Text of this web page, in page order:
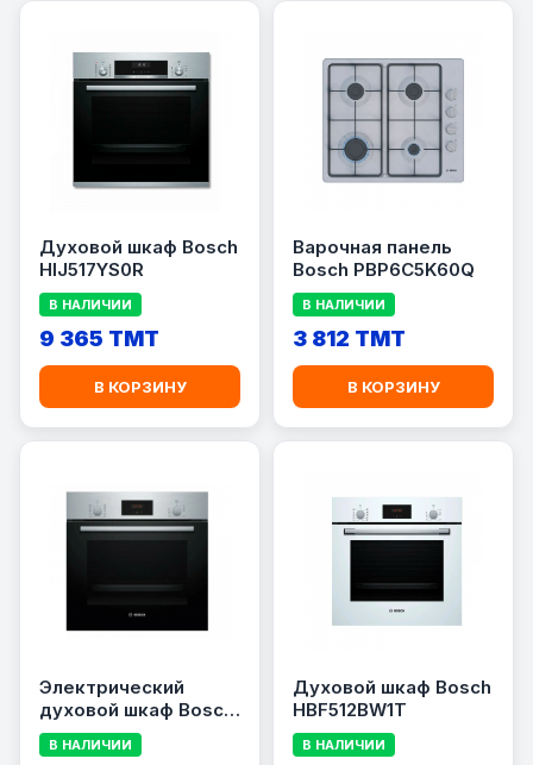
Духовой шкаф Bosch
HIJ517YS0R
В НАЛИЧИИ
9 365 TMT
В КОРЗИНУ
Варочная панель
Bosch PBP6C5K60Q
В НАЛИЧИИ
3 812 TMT
В КОРЗИНУ
Электрический
духовой шкаф Bosch
HBF512BS1T
В НАЛИЧИИ
Духовой шкаф Bosch
HBF512BW1T
В НАЛИЧИИ